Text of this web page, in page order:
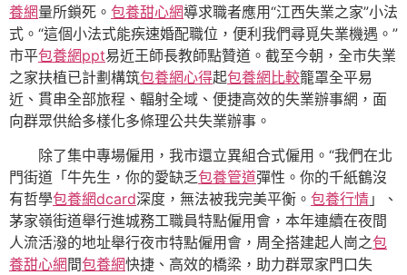
養網量所鎖死。 包養甜心網導求職者應用“江西失業之家”小法
式。“這個小法式能疾速婚配職位，便利我們尋覓失業機遇。”
市平包養網ppt易近王師長教師點贊道。截至今朝，全市失業
之家扶植已計劃構筑包養網心得起包養網比較籠罩全平易
近、貫串全部旅程、輻射全域、便捷高效的失業辦事網，面
向群眾供給多樣化多條理公共失業辦事。
除了集中專場僱用，我市還立異組合式僱用。“我們在北
門街道「牛先生，你的愛缺乏包養管道彈性。你的千紙鶴沒
有哲學包養網dcard深度，無法被我完美平衡。 包養行情 」、
茅家嶺街道舉行進城務工職員特點僱用會，本年連續在夜間
人流活潑的地址舉行夜市特點僱用會，周全搭建起人崗之包
養甜心網 間包養網快捷、高效的橋梁，助力群眾家門口失